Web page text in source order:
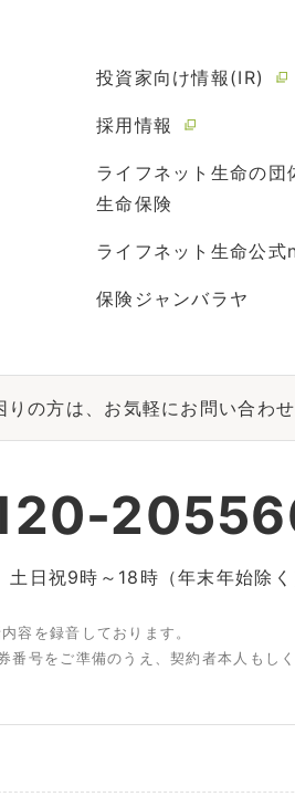
投資家向け情報(IR)
採用情報
ライフネット生命の団
生命保険
ライフネット生命公
保険ジャンバラヤ
の方は、お気軽にお問い合わせ
日祝9時～18時（年末年始除く
容を録音しております。
番号をご準備のうえ、契約者本人もし